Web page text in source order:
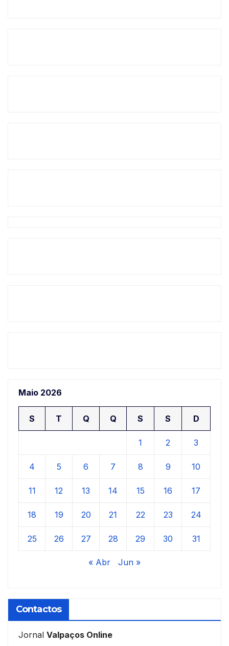
Maio 2026
S T Q Q S S D
1 2 3
4 5 6 7 8 9 10
11 12 13 14 15 16 17
18 19 20 21 22 23 24
25 26 27 28 29 30 31
« Abr Jun »
Contactos
Jornal Valpaços Online